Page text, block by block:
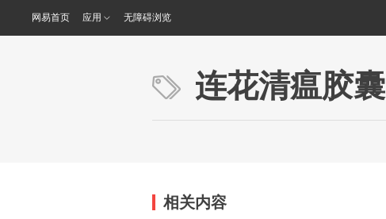
网易首页 应用 无障碍浏览
连花清瘟胶囊
相关内容